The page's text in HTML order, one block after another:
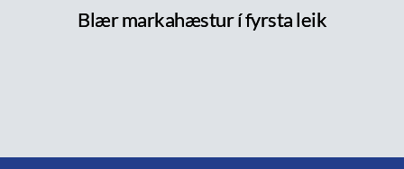
Blær markahæstur í fyrsta leik